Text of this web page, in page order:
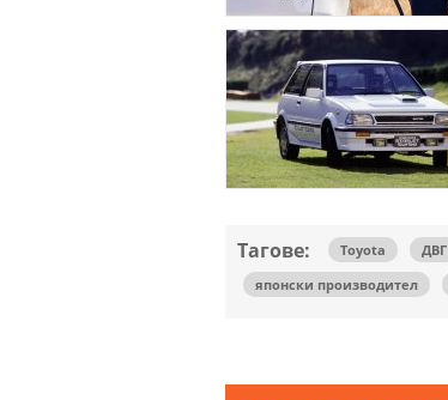
Тагове: Toyota ДВГ
японски производител